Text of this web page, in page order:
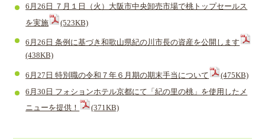
6月26日 ７月１日（火）大阪市中央卸売市場で桃トップセールス
を実施
(523KB)
6月26日 条例に基づき和歌山県紀の川市長の資産を公開します
(438KB)
6月27日 特別職の令和７年６月期の期末手当について (475KB)
6月30日 フォションホテル京都にて「紀の里の桃」を使用したメ
ニューを提供！
(371KB)